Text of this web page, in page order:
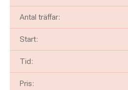
Antal träffar:
Start:
Tid:
Pris: